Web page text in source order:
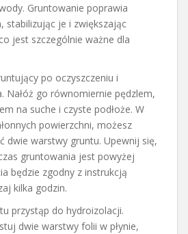
Gruntowanie poprawia
stabilizując je i zwiększając
jest szczególnie ważne dla
po oczyszczeniu i
Nałóż go równomiernie pędzlem,
na suche i czyste podłoże. W
powierzchni, możesz
dwie warstwy gruntu. Upewnij się,
gruntowania jest powyżej
będzie zgodny z instrukcją
kilka godzin.
przystąp do hydroizolacji.
dwie warstwy folii w płynie,